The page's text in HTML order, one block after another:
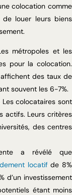
colocation comme
de louer leurs biens
métropoles et les
pour la colocation.
affichent des taux de
souvent les 6-7%.
colocataires sont
actifs. Leurs critères
des centres
a révélé que
locatifde 8%
d’un investissement
étant moins